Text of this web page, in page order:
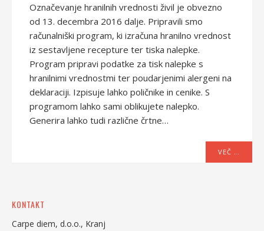
Označevanje hranilnih vrednosti živil je obvezno
od 13. decembra 2016 dalje. Pripravili smo
računalniški program, ki izračuna hranilno vrednost
iz sestavljene recepture ter tiska nalepke.
Program pripravi podatke za tisk nalepke s
hranilnimi vrednostmi ter poudarjenimi alergeni na
deklaraciji. Izpisuje lahko poličnike in cenike. S
programom lahko sami oblikujete nalepko.
Generira lahko tudi različne črtne…
VEČ …
KONTAKT
Carpe diem, d.o.o., Kranj